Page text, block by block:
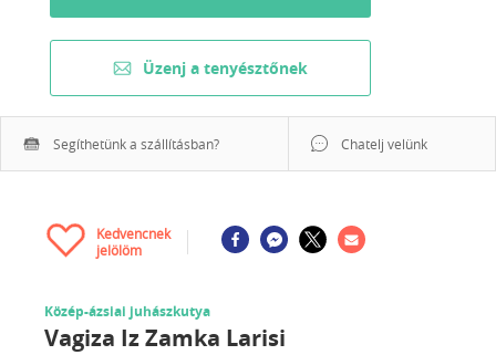
Üzenj a tenyésztőnek
Segíthetünk a szállításban? Chatelj velünk
Kedvencnek
jelölöm
Közép-ázsiai juhászkutya
Vagiza Iz Zamka Larisi